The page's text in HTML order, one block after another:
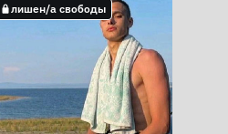
лишен/а свободы